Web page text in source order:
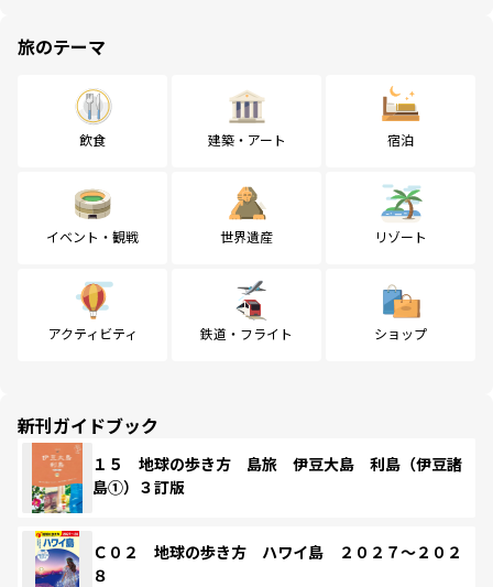
旅のテーマ
飲食 建築・アート 宿泊
イベント・観戦 世界遺産 リゾート
アクティビティ 鉄道・フライト ショップ
新刊ガイドブック
１５ 地球の歩き方 島旅 伊豆大島 利島（伊豆諸
島①）３訂版
Ｃ０２ 地球の歩き方 ハワイ島 ２０２７～２０２
８